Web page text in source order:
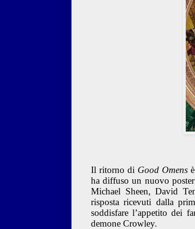
Il ritorno di Good Omensè
ha diffuso un nuovo
Michael Sheen, David
risposta ricevuti dalla
soddisfare l’appetito dei
demone Crowley.